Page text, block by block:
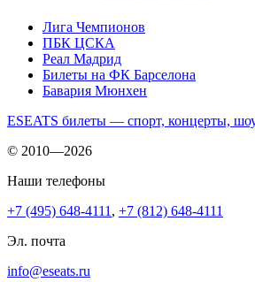
Лига Чемпионов
ПБК ЦСКА
Реал Мадрид
Билеты на ФК Барселона
Бавария Мюнхен
ESEATS билеты — спорт, концерты,
© 2010—2026
Наши телефоны
+7 (495) 648-4111 , +7 (812) 648-4111
Эл. почта
info@eseats.ru